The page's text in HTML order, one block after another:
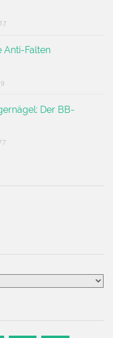
Anti-Falten
Der BB-